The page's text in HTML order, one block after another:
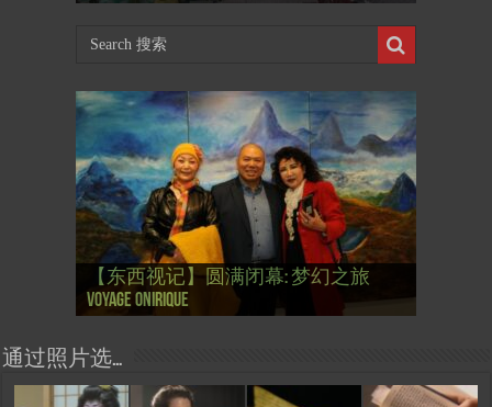
【东西视记】圆满闭幕: 梦幻之旅
Voyage onirique
【东西视记】开幕：唐恽鉎 Michel
Tong, 梦幻之旅 Voyage onirique
【东西视记】展讯：唐恽鉎 Michel
Tong, 梦幻之旅 Voyage onirique
【跨年晚会】祝各位 佳年快乐 Bonne
année 2023, Le feu d’artifice de Paris
【一画一故事】唐恽鉎 Michel Tong One
Painting One Story
【一画一故事】林象元 Lin XiangYuan One
Painting One Story
【国际参考】芭蕾舞: 天鹅湖 乌克兰
大剧院版 Le lac des cygnes – Opéra national
d’Ukraine
【国际参考】巴黎政府举行“新年晚
会” Soirée musicale à la mairie du 13e le 8
Février
【国际参考】巴黎“艺术之都”展将于2
月12日揭幕 Art Capital s’ouvre le 12 Février
【东西视记】法国电影: “中国人占领
巴黎”，一种法国幽默与“预言” Les
chinois à Paris de J.Yanne
【东西视记】时装秀：巴黎时装界
的“顽童”与“不屈者” John Galliano le
surdoué de la mode
【东西视记】法国“复兴会”式【艺术
桥展】 Expo. que “RENAISSANCE” aurait pu
organiser
通过照片选…